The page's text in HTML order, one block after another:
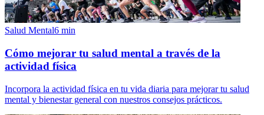
Salud Mental6 min
Cómo mejorar tu salud mental a través de la
actividad física
Incorpora la actividad física en tu vida diaria para mejorar tu salud
mental y bienestar general con nuestros consejos prácticos.